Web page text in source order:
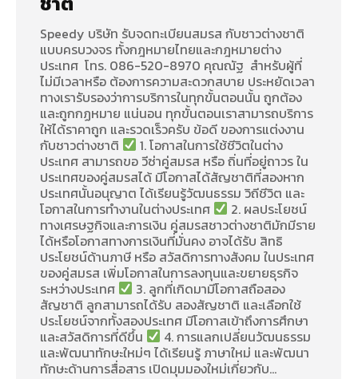
Speedy บริษัท รับจดทะเบียนสมรส กับชาวต่างชาติ
แบบครบวงจร ทั้งกฎหมายไทยและกฎหมายต่าง
ประเทศ โทร. 086-520-8970 คุณณัฐ สำหรับผู้ที่
ไม่มีเวลาหรือ ต้องการความสะดวกสบาย ประหยัดเวลา
ทางเรารับรองว่าการบริการในทุกขั้นตอนนั้น ถูกต้อง
และถูกกฏหมาย แน่นอน ทุกขั้นตอนเราสามารถบริการ
ให้ได้ราคาถูก และรวดเร็วครับ ข้อดี ของการแต่งงาน
กับชาวต่างชาติ
1. โอกาสในการใช้ชีวิตในต่าง
ประเทศ สามารถขอ วีซ่าคู่สมรส หรือ ถิ่นที่อยู่ถาวร ใน
ประเทศของคู่สมรสได้ มีโอกาสได้สัญชาติที่สองหาก
ประเทศนั้นอนุญาต ได้เรียนรู้วัฒนธรรม วิถีชีวิต และ
โอกาสในการทำงานในต่างประเทศ
2. ผลประโยชน์
ทางเศรษฐกิจและการเงิน คู่สมรสชาวต่างชาติมักมีราย
ได้หรือโอกาสทางการเงินที่มั่นคง อาจได้รับ สิทธิ
ประโยชน์ด้านภาษี หรือ สวัสดิการทางสังคม ในประเทศ
ของคู่สมรส เพิ่มโอกาสในการลงทุนและขยายธุรกิจ
ระหว่างประเทศ
3. ลูกที่เกิดมามีโอกาสถือสอง
สัญชาติ ลูกสามารถได้รับ สองสัญชาติ และเลือกใช้
ประโยชน์จากทั้งสองประเทศ มีโอกาสเข้าถึงการศึกษา
และสวัสดิการที่ดีขึ้น
4. การแลกเปลี่ยนวัฒนธรรม
และพัฒนาทักษะใหม่ๆ ได้เรียนรู้ ภาษาใหม่ และพัฒนา
ทักษะด้านการสื่อสาร เปิดมุมมองใหม่เกี่ยวกับ…